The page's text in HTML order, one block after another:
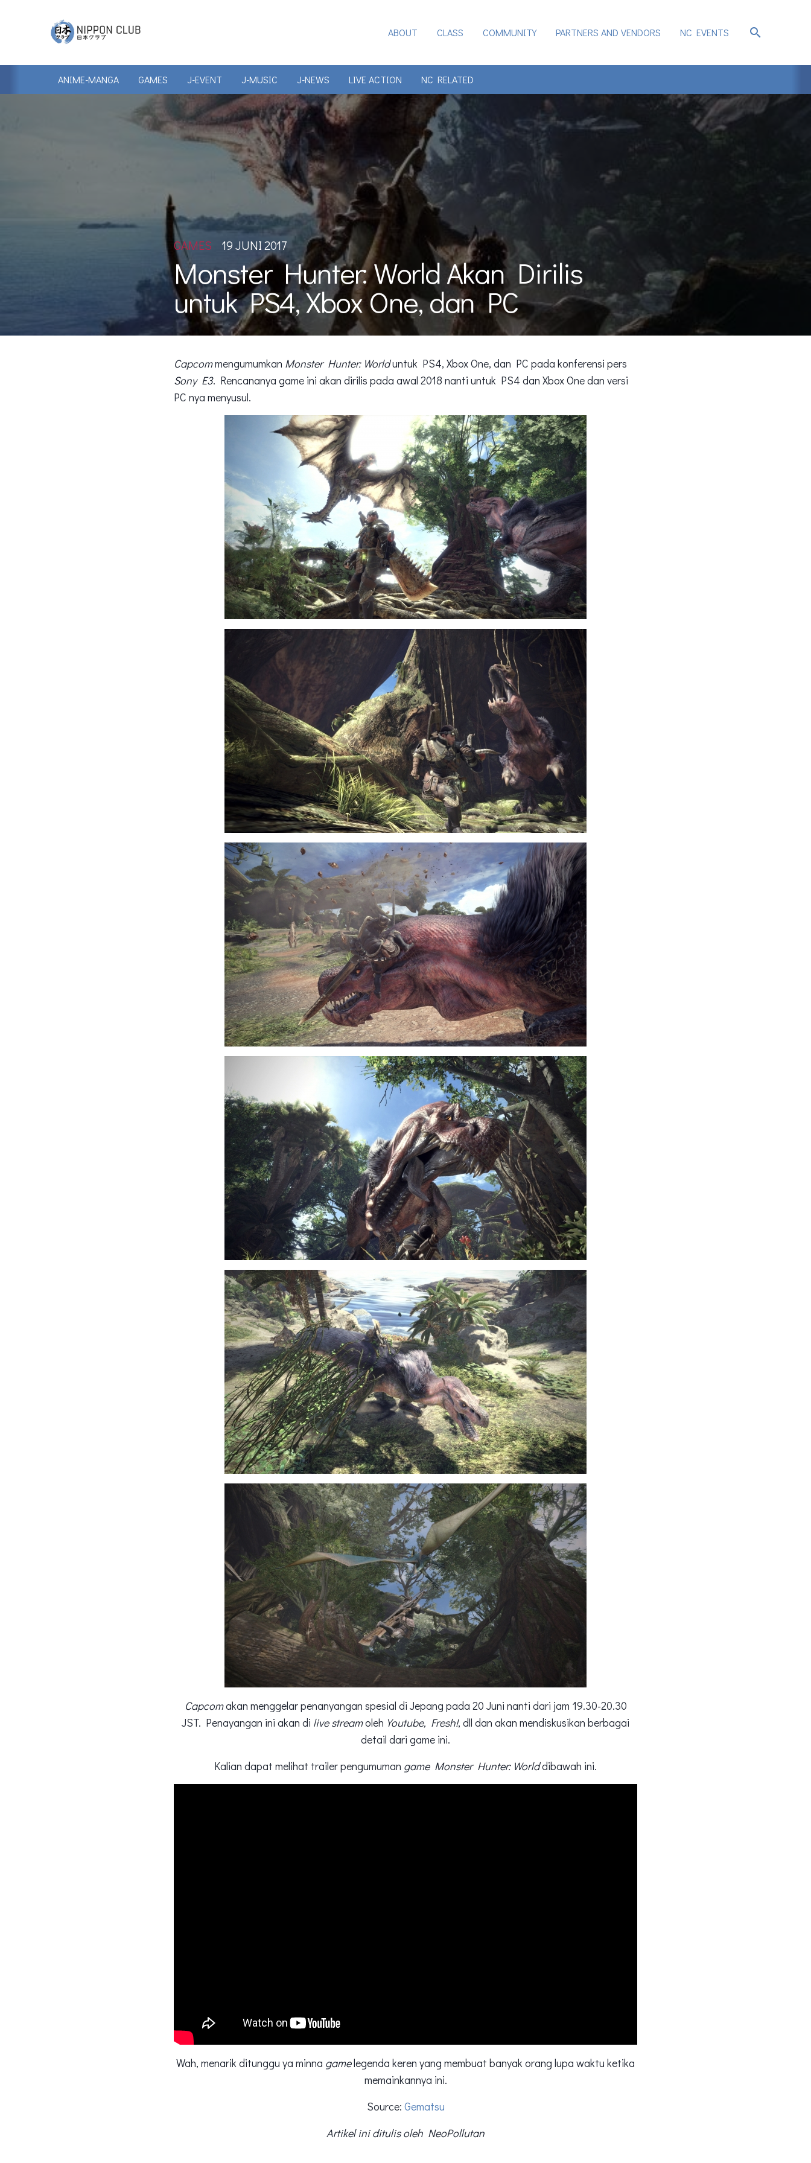
ABOUT CLASS COMMUNITY PARTNERS AND VENDORS NC EVENTS search
ANIME-MANGA GAMES J-EVENT J-MUSIC J-NEWS LIVE ACTION NC RELATED
GAMES 19 JUNI 2017
Monster Hunter: World Akan Dirilis
untuk PS4, Xbox One, dan PC
Capcommengumumkan Monster Hunter: Worlduntuk PS4, Xbox One, dan PC pada konferensi pers
Sony E3. Rencananya game ini akan dirilis pada awal 2018 nanti untuk PS4 dan Xbox One dan versi
PC nya menyusul.
Capcomakan menggelar penanyangan spesial di Jepang pada 20 Juni nanti dari jam 19.30-20.30
JST. Penayangan ini akan di live streamoleh Youtube, Fresh!, dll dan akan mendiskusikan berbagai
detail dari game ini.
Kalian dapat melihat trailer pengumuman game Monster Hunter: Worlddibawah ini.
Wah, menarik ditunggu ya minna gamelegenda keren yang membuat banyak orang lupa waktu ketika
memainkannya ini.
Source: Gematsu
Artikel ini ditulis oleh NeoPollutan